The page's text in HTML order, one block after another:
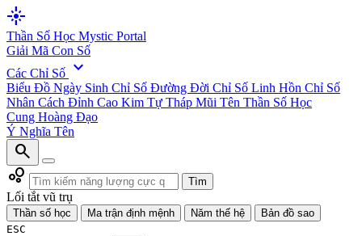
flare
Thần Số Học Mystic Portal
Giải Mã Con Số
Các Chỉ Số expand_more
Biểu Đồ Ngày Sinh Chỉ Số Đường Đời Chỉ Số Linh Hồn Chỉ Số
Nhân Cách Đỉnh Cao Kim Tự Tháp Mũi Tên Thần Số Học
Cung Hoàng Đạo
Ý Nghĩa Tên
search
bubble_chart
Tìm
Lối tắt vũ trụ
Thần số học Ma trận định mệnh Năm thế hệ
Bản đồ sao
ESC